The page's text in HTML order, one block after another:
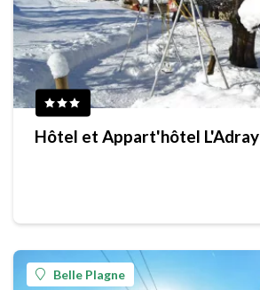
Hôtel et Appart'hôtel L'Adray
Belle Plagne